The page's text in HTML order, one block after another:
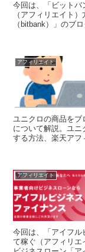
今回は、「ビットバ
（アフィリエイト）方法
（bitbank）」のブ
アフィリエイト
ユニクロの商品を
について解説。ユ
する方法、楽天アフ
います。記事中に
アフィリエイト
今回は、「アイフル
て稼ぐ（アフィリエイ